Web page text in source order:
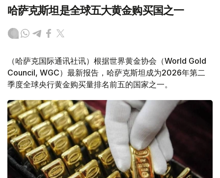
哈萨克斯坦是全球五大黄金购买国之一
（哈萨克国际通讯社讯）根据世界黄金协会（World Gold
Council, WGC）最新报告，哈萨克斯坦成为2026年第二
季度全球央行黄金购买量排名前五的国家之一。